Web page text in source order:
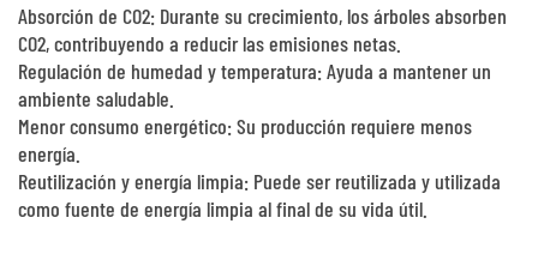
Absorción de CO2: Durante su crecimiento, los árboles absorben
CO2, contribuyendo a reducir las emisiones netas.
Regulación de humedad y temperatura: Ayuda a mantener un
ambiente saludable.
Menor consumo energético: Su producción requiere menos
energía.
Reutilización y energía limpia: Puede ser reutilizada y utilizada
como fuente de energía limpia al final de su vida útil.